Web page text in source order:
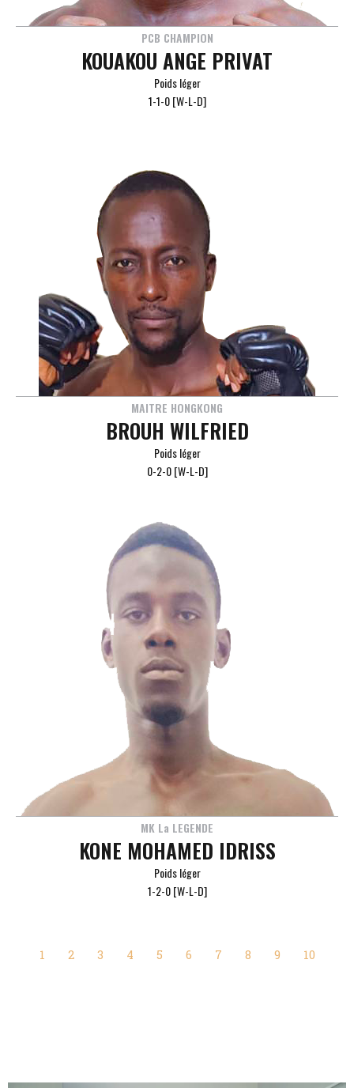
PCB CHAMPION
KOUAKOU ANGE PRIVAT
Poids léger
1-1-0 [W-L-D]
MAITRE HONGKONG
BROUH WILFRIED
Poids léger
0-2-0 [W-L-D]
MK La LEGENDE
KONE MOHAMED IDRISS
Poids léger
1-2-0 [W-L-D]
1 2 3 4 5 6 7 8 9 10